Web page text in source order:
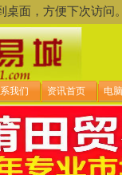
面，方便下次访
我们 资讯首页 电